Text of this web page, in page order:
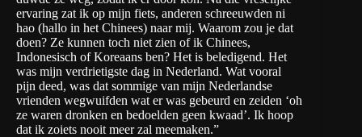
ervaring zat ik op mijn fiets, anderen schreeuwden ni
hao (hallo in het Chinees) naar mij. Waarom zou je dat
doen? Ze kunnen toch niet zien of ik Chinees,
Indonesisch of Koreaans ben? Het is beledigend. Het
was mijn verdrietigste dag in Nederland. Wat vooral
pijn deed, was dat sommige van mijn Nederlandse
vrienden wegwuifden wat er was gebeurd en zeiden ‘oh
ze waren dronken en bedoelden geen kwaad’. Ik hoop
dat ik zoiets nooit meer zal meemaken.”